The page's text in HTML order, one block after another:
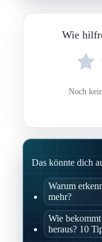
Wie
Noch
Das könnte dich
Warum
mehr?
Wie
heraus? 10